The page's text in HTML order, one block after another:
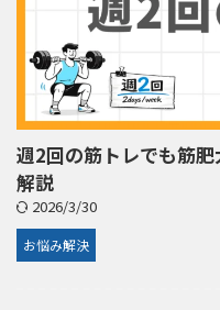
週2回の筋トレでも筋
解説
2026/3/30
お悩み解決